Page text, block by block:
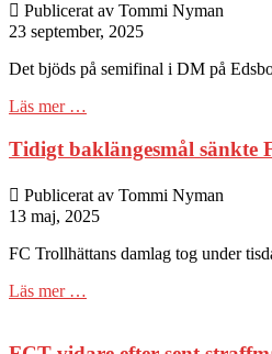
Publicerat av Tommi Nyman
23 september, 2025
Det bjöds på semifinal i DM på
Läs mer …
Tidigt baklängesmål sänkte
Publicerat av Tommi Nyman
13 maj, 2025
FC Trollhättans damlag tog under
Läs mer …